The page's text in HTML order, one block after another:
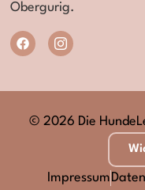
Obergurig.
© 2026 Die
Impressum